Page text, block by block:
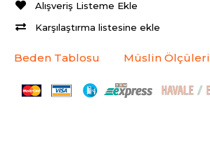
Alışveriş Listeme Ekle
Karşılaştırma listesine ekle
Beden Tablosu Müslin Ölçüleri